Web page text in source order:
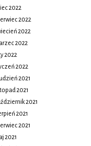
2022
2022
2022
2022
2022
2022
2021
2021
2021
2021
2021
2021